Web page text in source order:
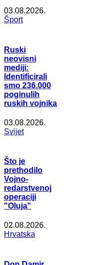
03.08.2026.
Šport
Ruski
neovisni
mediji:
Identificirali
smo 236.000
poginulih
ruskih vojnika
03.08.2026.
Svijet
Što je
prethodilo
Vojno-
redarstvenoj
operaciji
"Oluja"
02.08.2026.
Hrvatska